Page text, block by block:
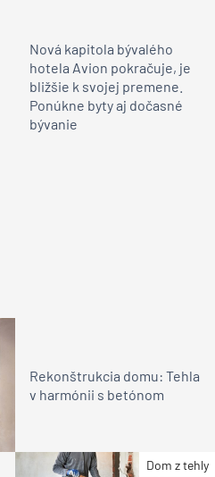
Nová kapitola bývalého
hotela Avion pokračuje, je
bližšie k svojej premene.
Ponúkne byty aj dočasné
bývanie
Rekonštrukcia domu: Tehla
v harmónii s betónom
Dom z tehly